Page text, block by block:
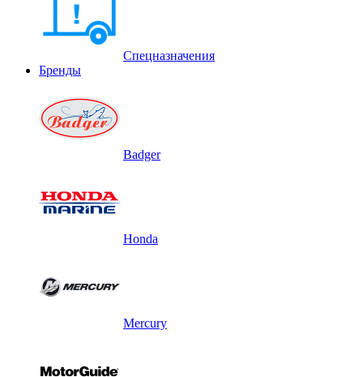
Спецназначения
Бренды
Badger
Honda
Mercury